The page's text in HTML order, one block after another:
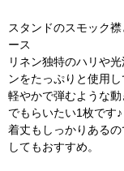
スタンドのスモック
ース
リネン独特のハリや
ンをたっぷりと使用し
軽やかで弾むような
でもらいたい1枚です♪
着丈もしっかりある
してもおすすめ。